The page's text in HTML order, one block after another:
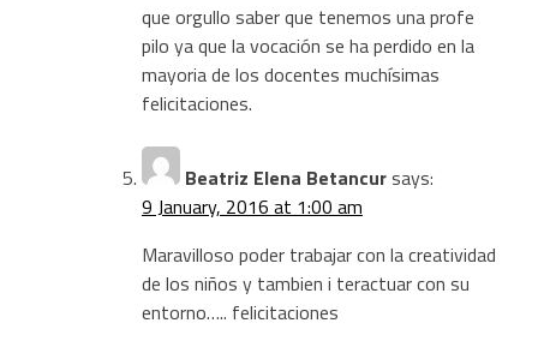
que orgullo saber que tenemos una profe
pilo ya que la vocación se ha perdido en la
mayoria de los docentes muchísimas
felicitaciones.
Beatriz Elena Betancursays:
9 January, 2016 at 1:00 am
Maravilloso poder trabajar con la creatividad
de los niños y tambien i teractuar con su
entorno….. felicitaciones